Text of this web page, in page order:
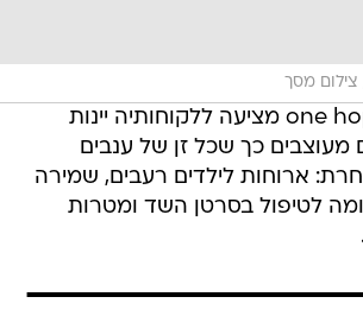
מסך
חברת one hope wine מציעה ללקוחותיה יינות
מעוצבים כך שכל זן של ענבים
ארוחות לילדים רעבים, שמירה
לטיפול בסרטן השד ומטרות